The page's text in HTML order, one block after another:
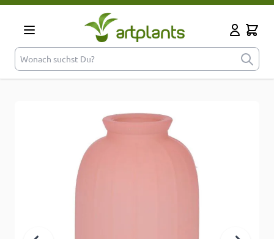
Zum Inhalt springen
Cart